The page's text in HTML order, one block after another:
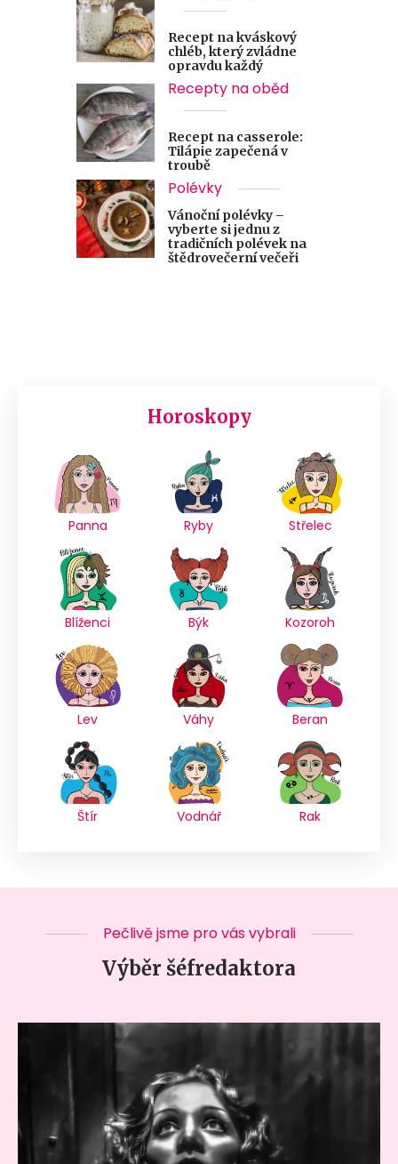
Recept na kváskový
chléb, který zvládne
opravdu každý
Recepty na oběd
Recept na casserole:
Tilápie zapečená v
troubě
Polévky
Vánoční polévky –
vyberte si jednu z
tradičních polévek na
štědrovečerní večeři
Horoskopy
Panna Ryby Střelec
Blíženci Býk Kozoroh
Lev Váhy Beran
Štír Vodnář Rak
Pečlivě jsme pro vás vybrali
Výběr šéfredaktora